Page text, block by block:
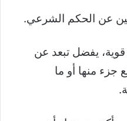
عن الحكم الشرعي.
يفضل تبعد عن
جزء منها أو ما